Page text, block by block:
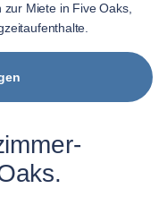
Miete in Five Oaks,